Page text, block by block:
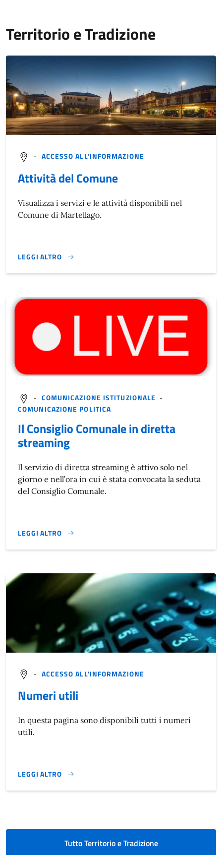
Territorio e Tradizione
- ACCESSO ALL'INFORMAZIONE
Attività del Comune
Visualizza i servizi e le attività disponibili nel
Comune di Martellago.
LEGGI ALTRO
ATTIVITÀ DEL COMUNE}
- COMUNICAZIONE ISTITUZIONALE -
COMUNICAZIONE POLITICA
Il Consiglio Comunale in diretta
streaming
Il servizio di diretta streaming è attivo solo nel
giorno e nell’ora in cui è stata convocata la seduta
del Consiglio Comunale.
LEGGI ALTRO
IL CONSIGLIO COMUNALE IN DIRETTA STREAMING}
- ACCESSO ALL'INFORMAZIONE
Numeri utili
In questa pagina sono disponibili tutti i numeri
utili.
LEGGI ALTRO
NUMERI UTILI}
Tutto Territorio e Tradizione